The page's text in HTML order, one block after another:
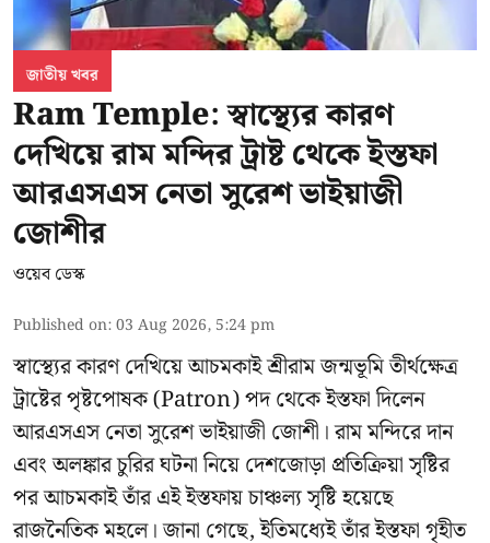
জাতীয় খবর
Ram Temple: স্বাস্থ্যের কারণ
দেখিয়ে রাম মন্দির ট্রাষ্ট থেকে ইস্তফা
আরএসএস নেতা সুরেশ ভাইয়াজী
জোশীর
ওয়েব ডেস্ক
Published on:03 Aug 2026, 5:24 pm
স্বাস্থ্যের কারণ দেখিয়ে আচমকাইশ্রীরাম জন্মভূমি তীর্থক্ষেত্র
ট্রাষ্টেরপৃষ্টপোষক (Patron) পদ থেকে ইস্তফা দিলেন
আরএসএস নেতা সুরেশ ভাইয়াজী জোশী। রাম মন্দিরে দান
এবং অলঙ্কার চুরির ঘটনা নিয়ে দেশজোড়া প্রতিক্রিয়া সৃষ্টির
পর আচমকাই তাঁর এই ইস্তফায় চাঞ্চল্য সৃষ্টি হয়েছে
রাজনৈতিক মহলে। জানা গেছে, ইতিমধ্যেই তাঁর ইস্তফা গৃহীত